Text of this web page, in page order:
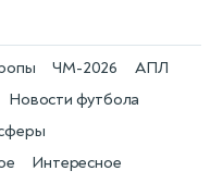
Новости футбола
ЧМ-2026 АПЛ
Интересное